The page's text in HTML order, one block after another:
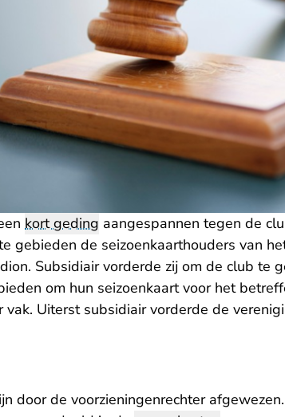
kort geding aangespannen tegen de
gebieden de seizoenkaarthouders van
Subsidiair vorderde zij om de club te
om hun seizoenkaart voor het
vak. Uiterst subsidiair vorderde de
door de voorzieningenrechter